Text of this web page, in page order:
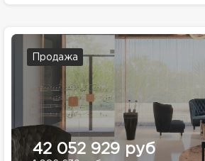
Продажа
42 052 929 руб